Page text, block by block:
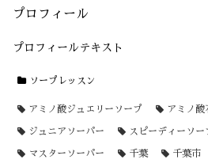
プロフィール
プロフィールテキスト
ソープレッスン
アミノ酸ジュエリーソープ アミノ酸
ジュニアソーパー スピーディーソー
マスターソーパー 千葉 千葉市